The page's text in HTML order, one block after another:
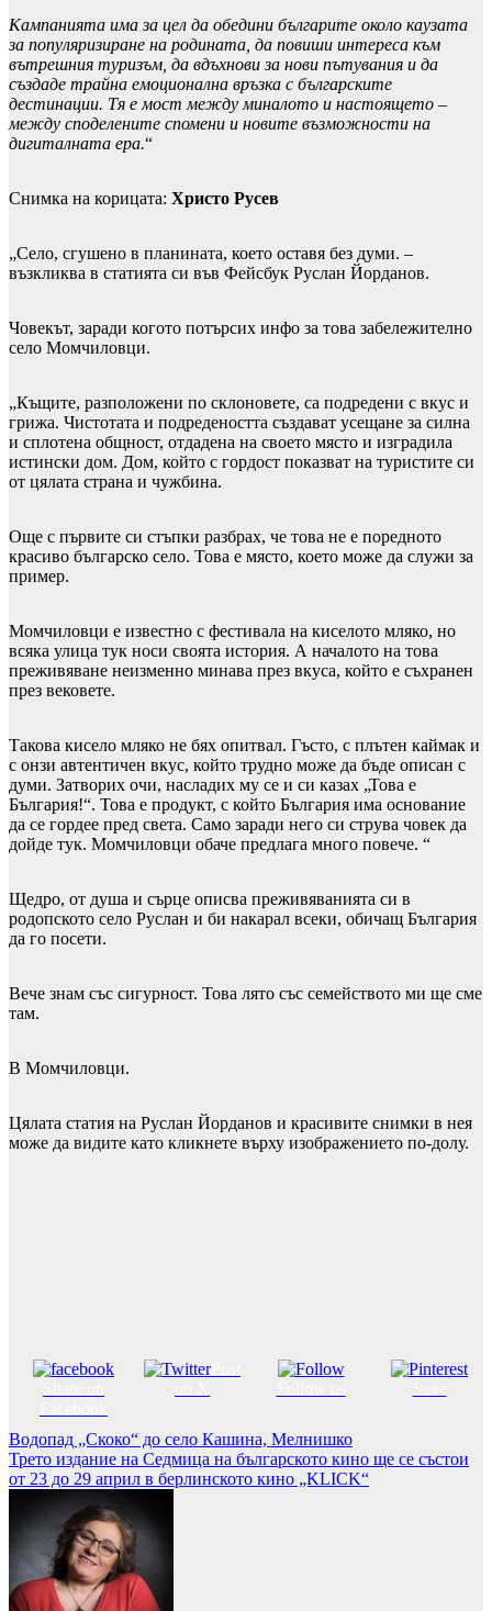
Кампанията има за цел да обедини българите около каузата
за популяризиране на родината, да повиши интереса към
вътрешния туризъм, да вдъхнови за нови пътувания и да
създаде трайна емоционална връзка с българските
дестинации. Тя е мост между миналото и настоящето –
между споделените спомени и новите възможности на
дигиталната ера.“
Снимка на корицата: Христо Русев
„Село, сгушено в планината, което оставя без думи. –
възкликва в статията си във Фейсбук Руслан Йорданов.
Човекът, заради когото потърсих инфо за това забележително
село Момчиловци.
„Къщите, разположени по склоновете, са подредени с вкус и
грижа. Чистотата и подредеността създават усещане за силна
и сплотена общност, отдадена на своето място и изградила
истински дом. Дом, който с гордост показват на туристите си
от цялата страна и чужбина.
Още с първите си стъпки разбрах, че това не е поредното
красиво българско село. Това е място, което може да служи за
пример.
Момчиловци е известно с фестивала на киселото мляко, но
всяка улица тук носи своята история. А началото на това
преживяване неизменно минава през вкуса, който е съхранен
през вековете.
Такова кисело мляко не бях опитвал. Гъсто, с плътен каймак и
с онзи автентичен вкус, който трудно може да бъде описан с
думи. Затворих очи, насладих му се и си казах „Това е
България!“. Това е продукт, с който България има основание
да се гордее пред света. Само заради него си струва човек да
дойде тук. Момчиловци обаче предлага много повече. “
Щедро, от душа и сърце описва преживяванията си в
родопското село Руслан и би накарал всеки, обичащ България
да го посети.
Вече знам със сигурност. Това лято със семейството ми ще сме
там.
В Момчиловци.
Цялата статия на Руслан Йорданов и красивите снимки в нея
може да видите като кликнете върху изображението по-долу.
Post
Навигация
Водопад „Скоко“ до село Кашина, Мелнишко
Трето издание на Седмица на българското кино ще се състои
от 23 до 29 април в берлинското кино „KLICK“